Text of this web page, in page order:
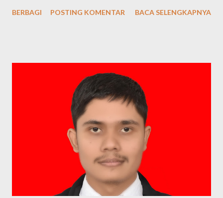
generasi bangsa ini Tak jarang engkau tidak dibayar namun itu
Engkau berjuang demi mewujudkan perubahan engkau berjuang
demi mewujudkan para pendahulu bangsa engkau mengerti apa
itu penghorban para pejuang maka engkau layak dilabelkan
sebagai pejuang pendidikan pengabdian tanpa batas.......... *)
Penulis: Munawwar
BERBAGI POSTING KOMENTAR BACA SELENGKAPNYA